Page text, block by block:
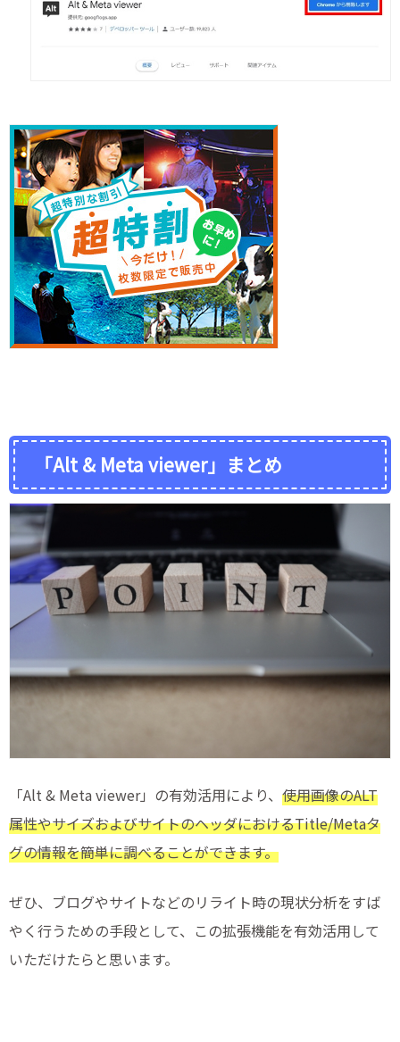
「Alt & Meta viewer」まとめ
「Alt & Meta viewer」の有効活用により、 使用画像のALT
属性やサイズおよびサイトのヘッダにおけるTitle/Metaタ
グの情報を簡単に調べることができます。
ぜひ、ブログやサイトなどのリライト時の現状分析をすば
やく行うための手段として、この拡張機能を有効活用して
いただけたらと思います。